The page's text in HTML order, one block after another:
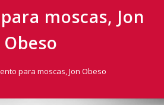
moscas, Jon
Obeso
para moscas, Jon Obeso